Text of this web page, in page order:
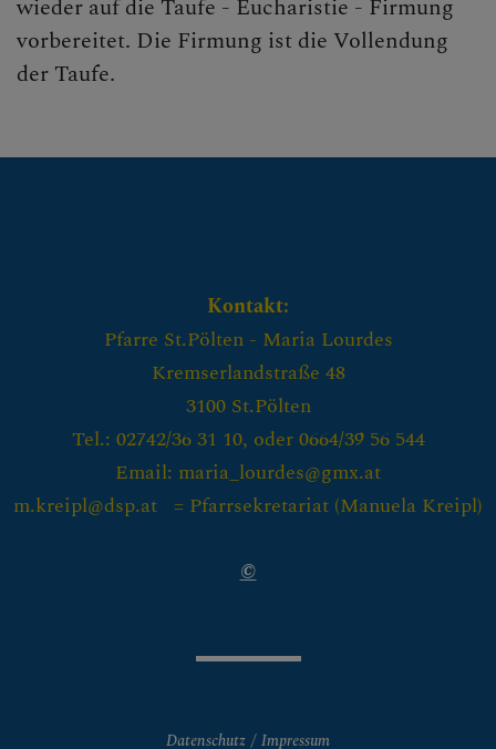
wieder auf die Taufe - Eucharistie - Firmung
vorbereitet. Die Firmung ist die Vollendung
der Taufe.
Kontakt:
Pfarre St.Pölten - Maria Lourdes
Kremserlandstraße 48
3100 St.Pölten
Tel.: 02742/36 31 10, oder 0664/39 56 544
Email: maria_lourdes@gmx.at
m.kreipl@dsp.at = Pfarrsekretariat (Manuela Kreipl)
©
Datenschutz Impressum